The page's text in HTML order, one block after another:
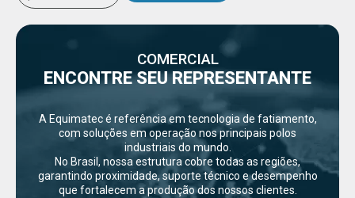
COMERCIAL
ENCONTRE SEU REPRESENTANTE
A Equimatec é referência em tecnologia de fatiamento,
com soluções em operação nos principais polos
industriais do mundo.
No Brasil, nossa estrutura cobre todas as regiões,
garantindo proximidade, suporte técnico e desempenho
que fortalecem a produção dos nossos clientes.